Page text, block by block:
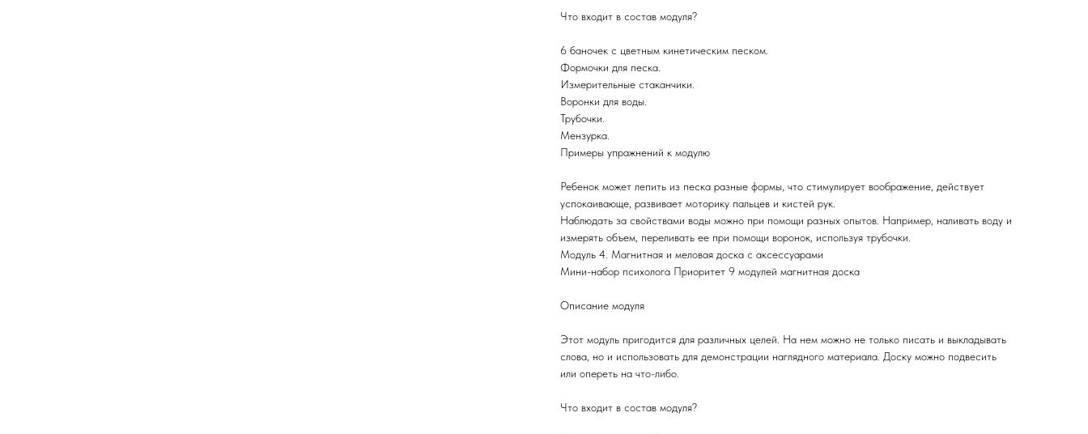
Что входит в состав модуля?
6 баночек с цветным кинетическим песком.
Формочки для песка.
Измерительные стаканчики.
Воронки для воды.
Трубочки.
Мензурка.
Примеры упражнений к модулю
Ребенок может лепить из песка разные формы, что стимулирует воображение, действует
успокаивающе, развивает моторику пальцев и кистей рук.
Наблюдать за свойствами воды можно при помощи разных опытов. Например, наливать воду и
измерять объем, переливать ее при помощи воронок, используя трубочки.
Модуль 4. Магнитная и меловая доска с аксессуарами
Мини-набор психолога Приоритет 9 модулей магнитная доска
Описание модуля
Этот модуль пригодится для различных целей. На нем можно не только писать и выкладывать
слова, но и использовать для демонстрации наглядного материала. Доску можно подвесить
или опереть на что-либо.
Что входит в состав модуля?